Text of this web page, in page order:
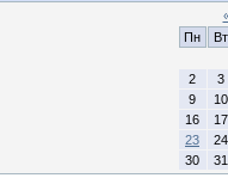
Пн
Вт
2
3
9
10
16
17
23
24
30
31